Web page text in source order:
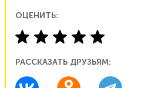
ОЦЕНИТЬ:
РАССКАЗАТЬ ДРУЗЬЯМ: